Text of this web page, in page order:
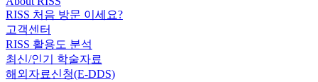
RISS 처음 방문 이세요?
고객센터
RISS 활용도 분석
최신/인기 학술자료
해외자료신청(E-DDS)